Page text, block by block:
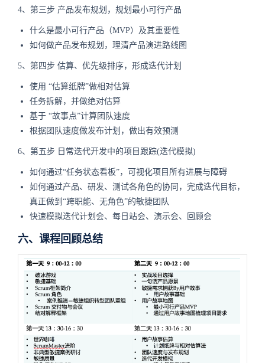
4、第三步 产品发布规划，规划最小可行产品
什么是最小可行产品（MVP）及其重要性
如何做产品发布规划，理清产品演进路线图
5、第四步 估算、优先级排序，形成迭代计划
使用 “估算纸牌”做相对估算
任务拆解，并做绝对估算
基于 “故事点”计算团队速度
根据团队速度做发布计划，做出有效预测
6、第五步 日常迭代开发中的项目跟踪(迭代模拟)
如何通过“任务状态看板”，可视化项目所有进展与障碍
如何通过产品、研发、测试各角色的协同，完成迭代目标，
真正做到“跨职能、无角色”的敏捷团队
快速模拟迭代计划会、每日站会、演示会、回顾会
六、课程回顾总结